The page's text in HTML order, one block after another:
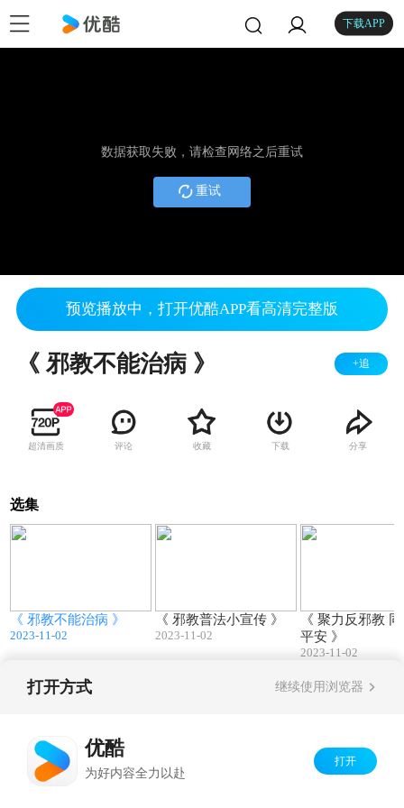
下载APP
数据获取失败，请检查网络之后重试
重试
预览播放中，打开优酷APP看高清完整版
《 邪教不能治病 》 +追
超清画质 评论 收藏 下载 分享
选集
《 邪教不能治病 》
2023-11-02
《 邪教普法小宣传 》
2023-11-02
《 聚力反邪教
平安 》
2023-11-02
打开方式 继续使用浏览器
优酷
为好内容全力以赴
打开